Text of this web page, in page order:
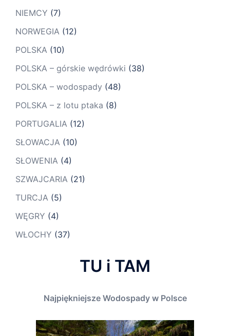
NIEMCY (7)
NORWEGIA (12)
POLSKA (10)
POLSKA – górskie wędrówki (38)
POLSKA – wodospady (48)
POLSKA – z lotu ptaka (8)
PORTUGALIA (12)
SŁOWACJA (10)
SŁOWENIA (4)
SZWAJCARIA (21)
TURCJA (5)
WĘGRY (4)
WŁOCHY (37)
TU i TAM
Najpiękniejsze Wodospady w Polsce